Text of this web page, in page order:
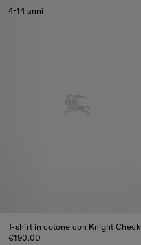
4-14 anni
T-shirt in cotone con Knight Check
€190.00